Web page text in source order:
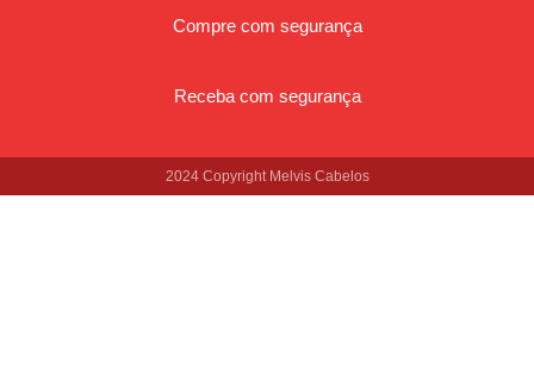
Compre com segurança
Receba com segurança
2024 Copyright Melvis Cabelos